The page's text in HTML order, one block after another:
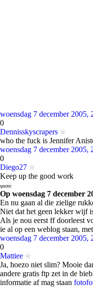
woensdag 7 december 2005,
0
Dennisskyscrapers
who the fuck is Jennifer
woensdag 7 december 2005,
0
Diego27
Keep up the good work
quote:
Op woensdag 7 december
En nu gaan al die zielige
Niet dat het geen lekker wijf
Als je nou eerst ff doorleest
ie al op een weblog staan,
woensdag 7 december 2005,
0
Mattiee
Ja, hoezo niet slim? Mooie
andere gratis ftp zet in de
informatie af mag staan foto